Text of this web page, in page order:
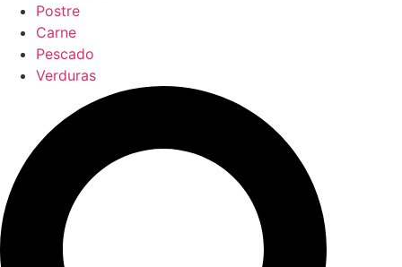
Postre
Carne
Pescado
Verduras